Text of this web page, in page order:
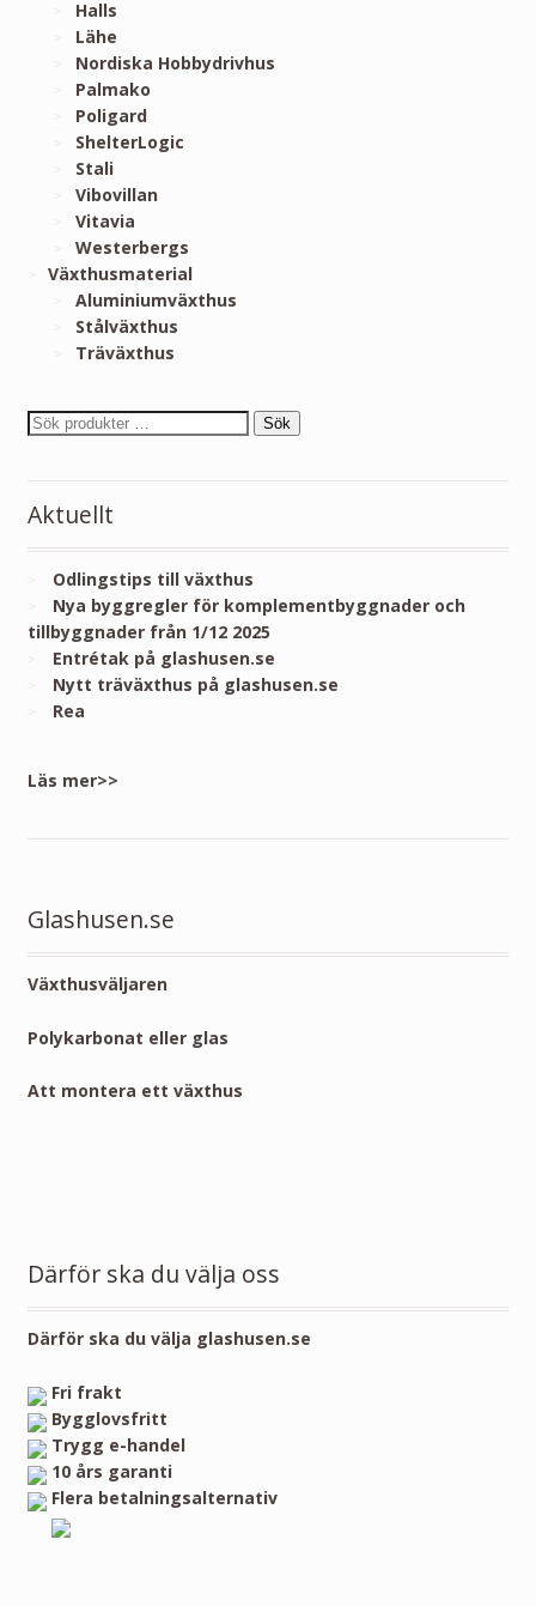
Halls
Lähe
Nordiska Hobbydrivhus
Palmako
Poligard
ShelterLogic
Stali
Vibovillan
Vitavia
Westerbergs
Växthusmaterial
Aluminiumväxthus
Stålväxthus
Träväxthus
Sök
Aktuellt
Odlingstips till växthus
Nya byggregler för komplementbyggnader och
tillbyggnader från 1/12 2025
Entrétak på glashusen.se
Nytt träväxthus på glashusen.se
Rea
Läs mer>>
Glashusen.se
Växthusväljaren
Polykarbonat eller glas
Att montera ett växthus
Därför ska du välja oss
Därför ska du välja glashusen.se
Fri frakt
Bygglovsfritt
Trygg e-handel
10 års garanti
Flera betalningsalternativ